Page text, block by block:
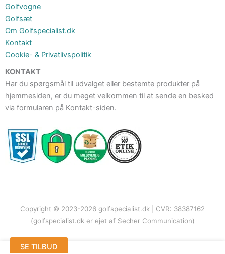
Golfvogne
Golfsæt
Om Golfspecialist.dk
Kontakt
Cookie- & Privatlivspolitik
KONTAKT
Har du spørgsmål til udvalget eller bestemte produkter på
hjemmesiden, er du meget velkommen til at sende en besked
via formularen på Kontakt-siden.
Copyright © 2023-2026 golfspecialist.dk | CVR: 38387162
(golfspecialist.dk er ejet af Secher Communication)
SE TILBUD